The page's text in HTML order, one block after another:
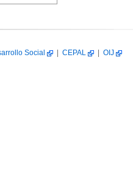
Social CEPAL OIJ